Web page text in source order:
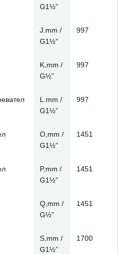
G1½”
J.mm /
G1½”
997
K,mm /
G½”
997
L.mm /
G1½”
997
O,mm /
G1½”
1451
P,mm /
G1½”
1451
Q,mm /
G½”
1451
S,mm /
G1½”
1700